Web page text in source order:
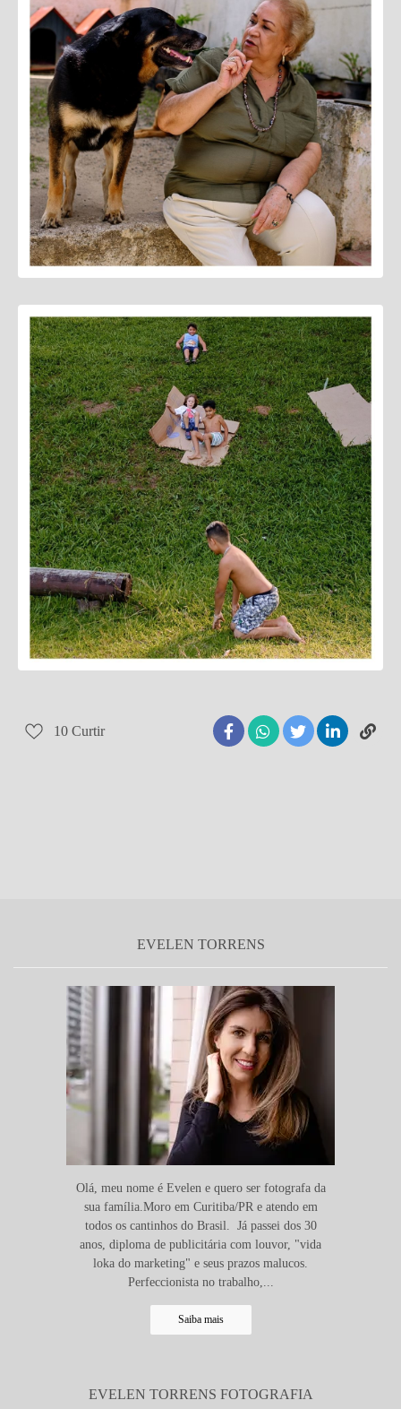
10 Curtir
EVELEN TORRENS
Olá, meu nome é Evelen e quero ser fotografa da
sua família.Moro em Curitiba/PR e atendo em
todos os cantinhos do Brasil. Já passei dos 30
anos, diploma de publicitária com louvor, "vida
loka do marketing" e seus prazos malucos.
Perfeccionista no trabalho,...
Saiba mais
EVELEN TORRENS FOTOGRAFIA